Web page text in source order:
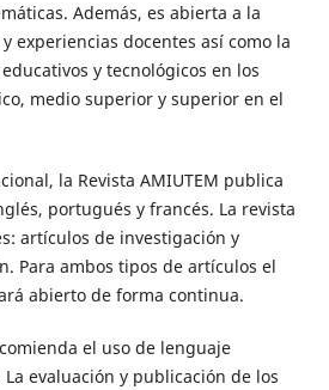
Además, es abierta a la
experiencias docentes así como la
y tecnológicos en los
medio superior y superior en el
la Revista AMIUTEM publica
portugués y francés. La revista
artículos de investigación y
Para ambos tipos de artículos el
abierto de forma continua.
el uso de lenguaje
evaluación y publicación de los